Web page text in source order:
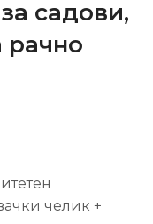
садови,
рачно
челик +